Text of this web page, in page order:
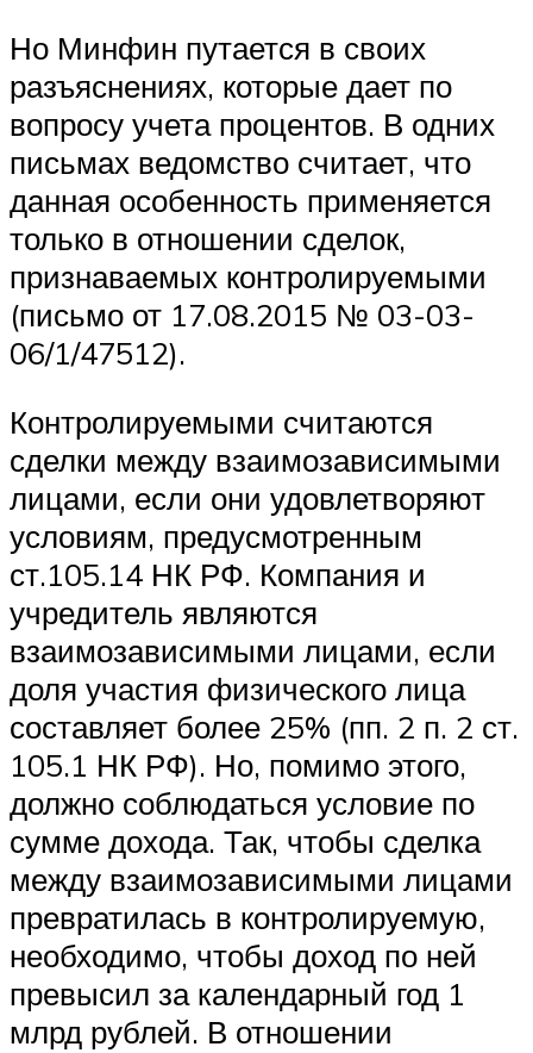
Но Минфин путается в своих
разъяснениях, которые дает по
вопросу учета процентов. В одних
письмах ведомство считает, что
данная особенность применяется
только в отношении сделок,
признаваемых контролируемыми
(письмо от 17.08.2015 № 03-03-
06/1/47512).
Контролируемыми считаются
сделки между взаимозависимыми
лицами, если они удовлетворяют
условиям, предусмотренным
ст.105.14 НК РФ. Компания и
учредитель являются
взаимозависимыми лицами, если
доля участия физического лица
составляет более 25% (пп. 2 п. 2 ст.
105.1 НК РФ). Но, помимо этого,
должно соблюдаться условие по
сумме дохода. Так, чтобы сделка
между взаимозависимыми лицами
превратилась в контролируемую,
необходимо, чтобы доход по ней
превысил за календарный год 1
млрд рублей. В отношении